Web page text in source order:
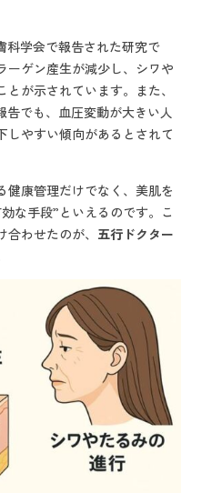
科学会で報告された研究で
ーゲン産生が減少し、シワや
が示されています。また、
告でも、血圧変動が大きい人
しやすい傾向があるとされて
健康管理だけでなく、美肌を
な手段”といえるのです。こ
わせたのが、 五行ドクター